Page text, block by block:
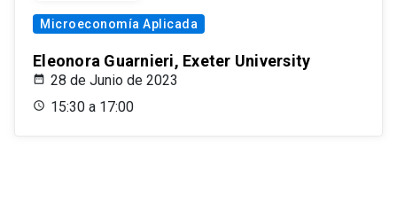
Microeconomía Aplicada
Eleonora Guarnieri, Exeter University
28 de Junio de 2023
15:30 a 17:00